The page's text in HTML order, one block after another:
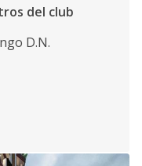
del club
D.N.